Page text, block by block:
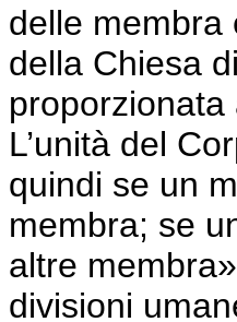
delle membra
della Chiesa
L’unità del
quindi se un
membra; se
altre
divisioni